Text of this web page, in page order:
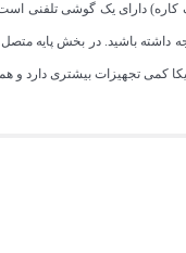
دارای یک گوشی تلفنی
داشته باشید. در بخش پایه
کمی تجهیزات بیشتری